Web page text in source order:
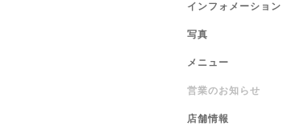
インフォメーション
写真
メニュー
営業のお知らせ
店舗情報